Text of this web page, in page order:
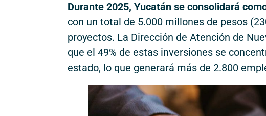
Durante 2025, Yucatán se consolidará
con un total de 5.000 millones de pesos
proyectos. La Dirección de Atención de
que el 49% de estas inversiones se
estado, lo que generará más de 2.800